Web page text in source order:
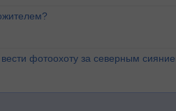
фотоохоту за северным